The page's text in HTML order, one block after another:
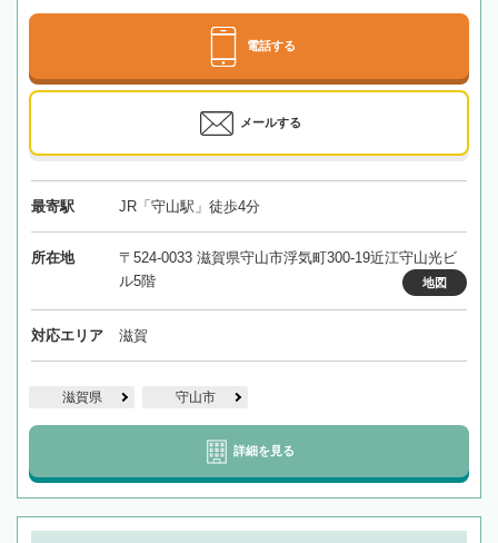
電話する
メールする
最寄駅 JR「守山駅」徒歩4分
所在地
〒524-0033 滋賀県守山市浮気町300-19近江守山光ビ
ル5階
地図
対応エリア 滋賀
滋賀県 守山市
詳細を見る